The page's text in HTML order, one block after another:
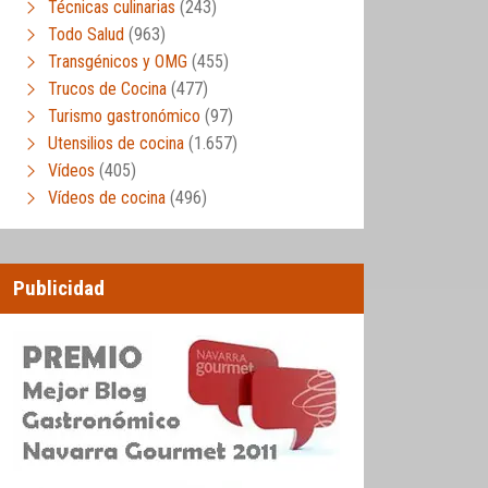
Técnicas culinarias (243)
Todo Salud (963)
Transgénicos y OMG (455)
Trucos de Cocina (477)
Turismo gastronómico (97)
Utensilios de cocina (1.657)
Vídeos (405)
Vídeos de cocina (496)
Publicidad